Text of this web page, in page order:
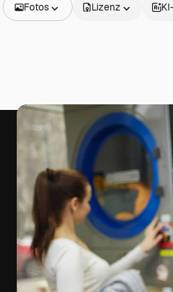
Fotos
Videos
Filmmaterial
Motion Graphics
Videovorlagen
3D-Modelle
Schriftarten
Lizenz
Die kreative Plattform,
Arbeit zu
Abonnenten unter
Agenturen und Studios.
Deutsch